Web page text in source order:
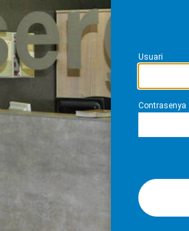
Usuari
Contrasenya